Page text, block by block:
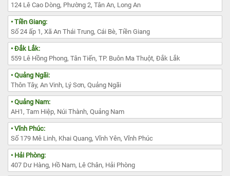
124 Lê Cao Dòng, Phường 2, Tân An, Long An
• Tiền Giang:
Số 24 ấp 1, Xã An Thái Trung, Cái Bè, Tiền Giang
• Đắk Lắk:
559 Lê Hồng Phong, Tân Tiến, TP. Buôn Ma Thuột, Đắk Lắk
• Quảng Ngãi:
Thôn Tây, An Vinh, Lý Sơn, Quảng Ngãi
• Quảng Nam:
AH1, Tam Hiệp, Núi Thành, Quảng Nam
• Vĩnh Phúc:
Số 179 Mê Linh, Khai Quang, Vĩnh Yên, Vĩnh Phúc
• Hải Phòng:
407 Dư Hàng, Hồ Nam, Lê Chân, Hải Phòng